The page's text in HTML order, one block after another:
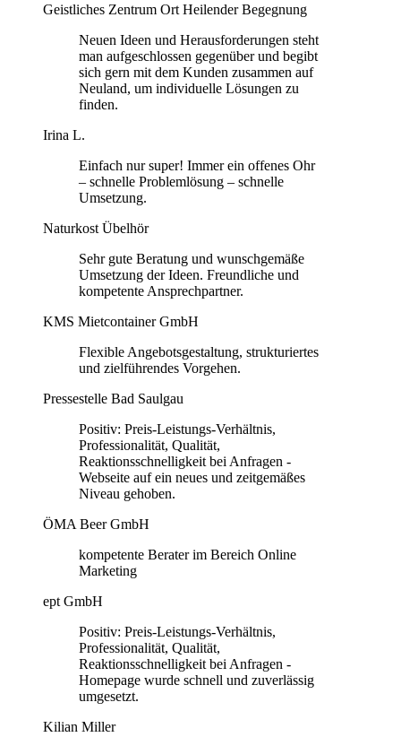
Geistliches Zentrum Ort Heilender Begegnung
Neuen Ideen und Herausforderungen steht
man aufgeschlossen gegenüber und begibt
sich gern mit dem Kunden zusammen auf
Neuland, um individuelle Lösungen zu
finden.
Irina L.
Einfach nur super! Immer ein offenes Ohr
– schnelle Problemlösung – schnelle
Umsetzung.
Naturkost Übelhör
Sehr gute Beratung und wunschgemäße
Umsetzung der Ideen. Freundliche und
kompetente Ansprechpartner.
KMS Mietcontainer GmbH
Flexible Angebotsgestaltung, strukturiertes
und zielführendes Vorgehen.
Pressestelle Bad Saulgau
Positiv: Preis-Leistungs-Verhältnis,
Professionalität, Qualität,
Reaktionsschnelligkeit bei Anfragen -
Webseite auf ein neues und zeitgemäßes
Niveau gehoben.
ÖMA Beer GmbH
kompetente Berater im Bereich Online
Marketing
ept GmbH
Positiv: Preis-Leistungs-Verhältnis,
Professionalität, Qualität,
Reaktionsschnelligkeit bei Anfragen -
Homepage wurde schnell und zuverlässig
umgesetzt.
Kilian Miller